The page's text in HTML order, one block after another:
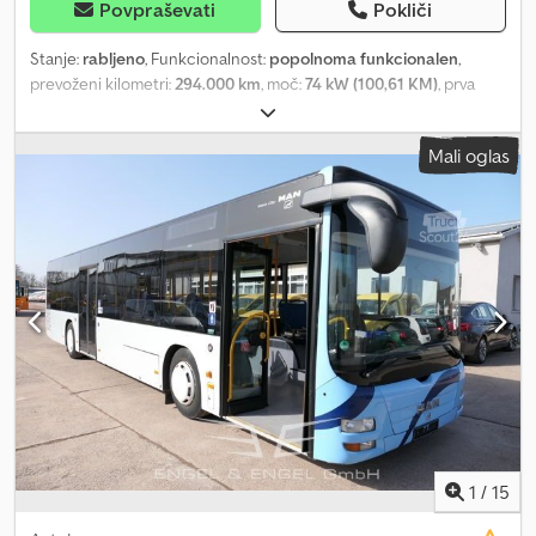
prodaju. Dksdpfx Alezcrmashjr
Povpraševati Pokliči
Stanje: rabljeno, Funkcionalnost: popolnoma funkcionalen,
prevoženi kilometri:294.000 km, moč:74 kW (100,61 KM), prva
, vrsta goriva:dizel
gorivo:dizel, barva:rdeča, vrsta prenosa:mehanski, emisijski
razred:Euro 5, vzmetenje:jeklo, število sedežev:9, Leto izdelave:
ABS, airbag, centralno zaklepanje, drsna vrata,
greljenje sedeža, klimatska naprava, registracija vozila,
, Ford Transit, šolski avtobus, 9 sedežev, povečana
višina, daljša različica, klimatska naprava, ABS, drsna vrata na desni
strani, zadnja vrata tipa portal, vozilo je v vozni kondiciji, na voljo
takoj. Dkodjyrybdjpfx Alhjr
Mali oglas
1 / 15